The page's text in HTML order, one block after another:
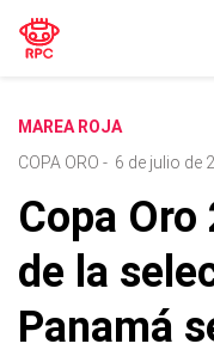
MAREA ROJA
COPA ORO - 6 de julio de
Copa
de la
Panamá